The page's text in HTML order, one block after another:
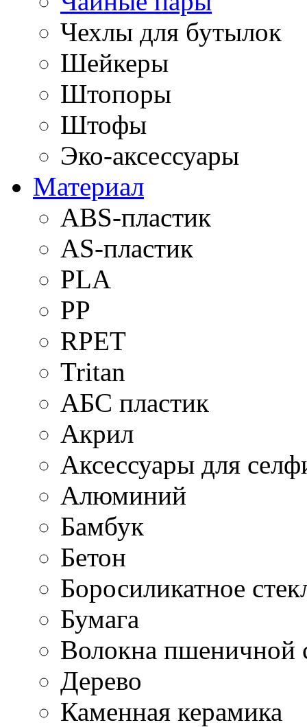
Чехлы для бутылок
Шейкеры
Штопоры
Штофы
Эко-аксессуары
Материал
ABS-пластик
AS-пластик
PLA
PP
RPET
Tritan
АБС пластик
Акрил
Аксессуары для
Алюминий
Бамбук
Бетон
Боросиликатное
Бумага
Волокна пшеничной
Дерево
Каменная керамика